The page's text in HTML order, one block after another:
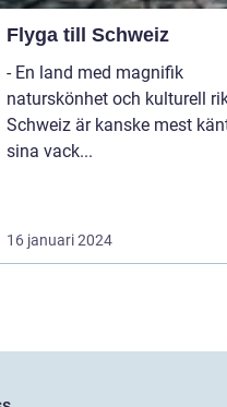
Flyga till Schweiz
- En land med magnifik
naturskönhet och kulturell
Schweiz är kanske mest
sina vack...
16 januari 2024